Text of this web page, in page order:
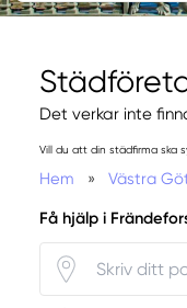
Det verkar inte
Vill du att din städfirma ska
Hem » Västra
Få hjälp i